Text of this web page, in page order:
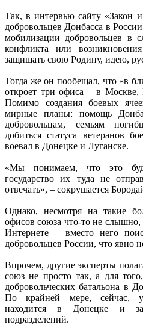
Так, в интервью сайту «Закон
добровольцев Донбасса в
мобилизации добровольцев в
конфликта или
защищать свою Родину, идею,
Тогда же он пообещал, что «в
откроет три офиса – в
Помимо создания боевых
мирные планы: помощь
добровольцам, семьям
добиться статуса ветеранов
воевал в Донецке и Луганске.
«Мы понимаем, что это
государство их туда не
отвечать», – сокрушается
Однако, несмотря на такие
офисов союза что-то не слышно,
Интернете – вместо него
добровольцев России, что явно
Впрочем, другие эксперты
союз не просто так, а для
добровольческих батальона в
По крайней мере, сейчас,
находится в Донецке и
подразделений.